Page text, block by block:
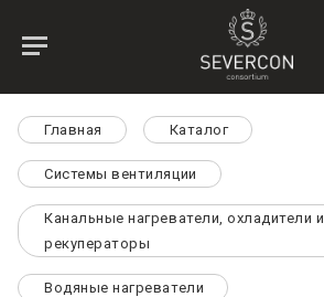
Главная Каталог
Системы вентиляции
Канальные нагреватели, охладители и
рекуператоры
Водяные нагреватели